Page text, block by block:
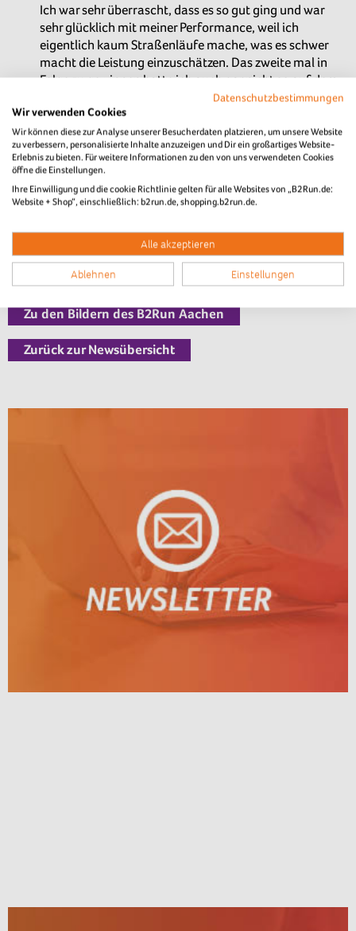
Ich war sehr überrascht, dass es so gut ging und war
sehr glücklich mit meiner Performance, weil ich
eigentlich kaum Straßenläufe mache, was es schwer
macht die Leistung einzuschätzen. Das zweite mal in
Folge zu gewinnen hatte ich auch gar nicht so auf dem
Zu den Bildern des B2Run Aachen
Zurück zur Newsübersicht
Datenschutzbestimmungen
Wir verwenden Cookies
Wir können diese zur Analyse unserer Besucherdaten platzieren, um unsere Website
zu verbessern, personalisierte Inhalte anzuzeigen und Dir ein großartiges Website-
Erlebnis zu bieten. Für weitere Informationen zu den von uns verwendeten Cookies
öffne die Einstellungen.
Ihre Einwilligung und die cookie Richtlinie gelten für alle Websites von „B2Run.de:
Website + Shop“, einschließlich: b2run.de, shopping.b2run.de.
Alle akzeptieren
Ablehnen Einstellungen